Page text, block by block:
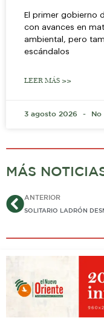
El primer gobierno
con avances en
ambiental, pero
escándalos
LEER MÁS >>
3 agosto 2026 No
MÁS
AntANTERIOR